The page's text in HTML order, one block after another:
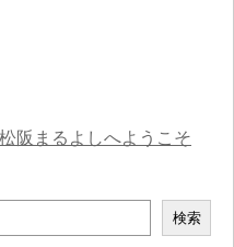
阪まるよしへようこそ
検索